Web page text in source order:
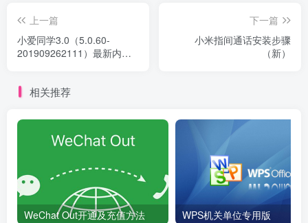
上一篇
小爱同学3.0（5.0.60-
201909262111）最新内测
下一篇
小米指间通话安装步骤
（新）
相关推荐
WeChat Out开通及充值方法 WPS机关单位专用版